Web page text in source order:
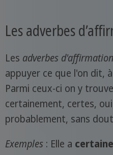
Les adverbes
Les adverbes d'affirmation
appuyer ce que l'on dit,
Parmi ceux-ci on y
certainement, certes,
probablement, sans
Exemples : Elle a